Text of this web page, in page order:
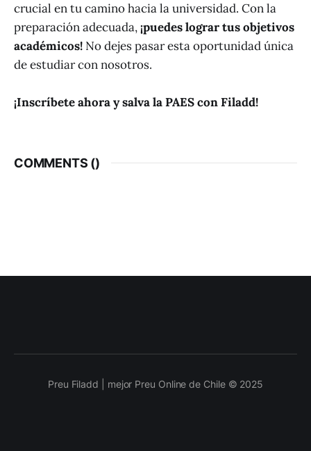
crucial en tu camino hacia la universidad. Con la
preparación adecuada,¡puedes lograr tus objetivos
académicos! No dejes pasar esta oportunidad única
de estudiar con nosotros.
¡Inscríbete ahora y salva la PAES con Filadd!
COMMENTS ()
Preu Filadd | mejor Preu Online de Chile © 2025